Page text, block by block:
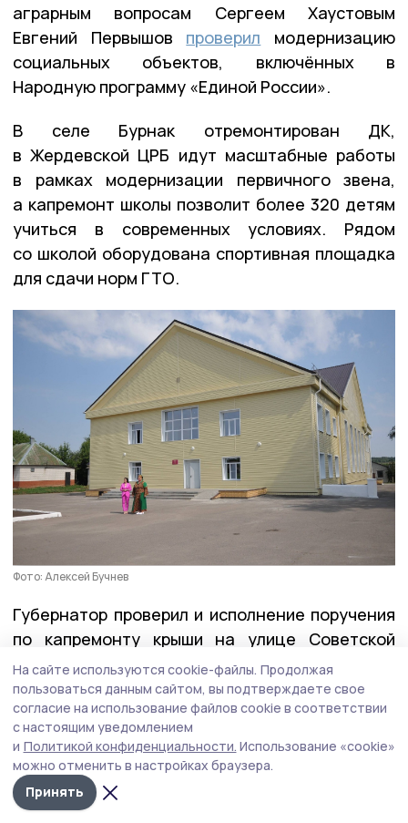
аграрным вопросам Сергеем Хаустовым
Евгений Первышов проверил модернизацию
социальных объектов, включённых в
Народную программу «Единой России».
В селе Бурнак отремонтирован ДК,
в Жердевской ЦРБ идут масштабные работы
в рамках модернизации первичного звена,
а капремонт школы позволит более 320 детям
учиться в современных условиях. Рядом
со школой оборудована спортивная площадка
для сдачи норм ГТО.
Фото: Алексей Бучнев
Губернатор проверил и исполнение поручения
по капремонту крыши на улице Советской
в Жердевке. Подрядчик выполнил работы
в полном объёме и раньше обещанного срока.
Герои Тамбовщины
На этой неделе вместе с директором Высшей
школы государственного управления Олегом
На сайте используются cookie-файлы. Продолжая
пользоваться данным сайтом, вы подтверждаете свое
согласие на использование файлов cookie в соответствии
с настоящим уведомлением
и Политикой конфиденциальности. Использование «cookie»
можно отменить в настройках браузера.
Принять